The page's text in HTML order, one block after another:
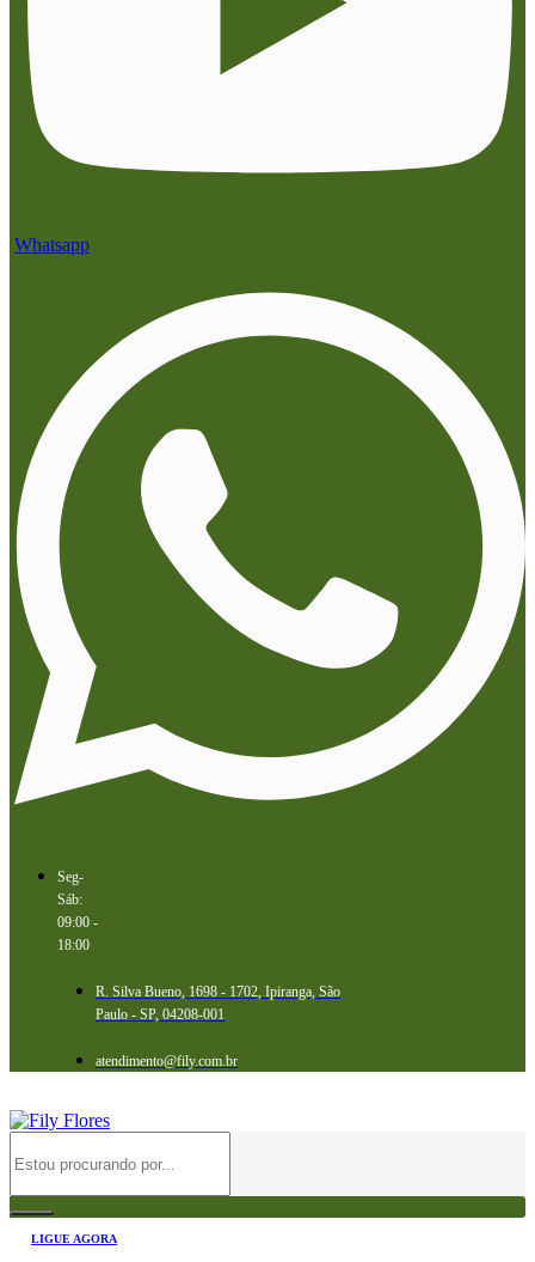
Whatsapp
Seg-
Sáb:
09:00 -
18:00
R. Silva Bueno, 1698 - 1702, Ipiranga, São
Paulo - SP, 04208-001
atendimento@fily.com.br
LIGUE AGORA